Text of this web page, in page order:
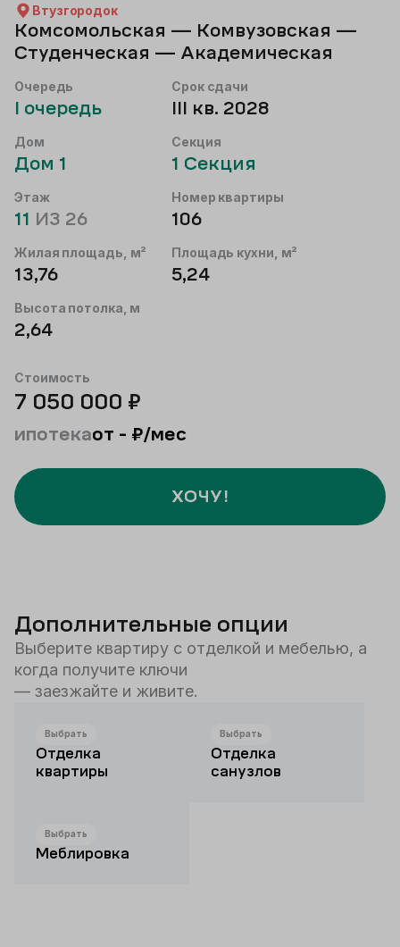
Втузгородок
Комсомольская — Комвузовская —
Студенческая — Академическая
Очередь
I очередь
Срок сдачи
III кв. 2028
Дом
Дом 1
Секция
1 Секция
Этаж
11 ИЗ 26
Номер квартиры
106
Жилая площадь, м²
13,76
Площадь кухни, м²
5,24
Высота потолка, м
2,64
Стоимость
7 050 000 ₽
ипотекаот - ₽/мес
ХОЧУ!
Дополнительные опции
Выберите квартиру с отделкой и мебелью, а
когда получите ключи
— заезжайте и живите.
Выбрать
Отделка
квартиры
Выбрать
Отделка
санузлов
Выбрать
Меблировка